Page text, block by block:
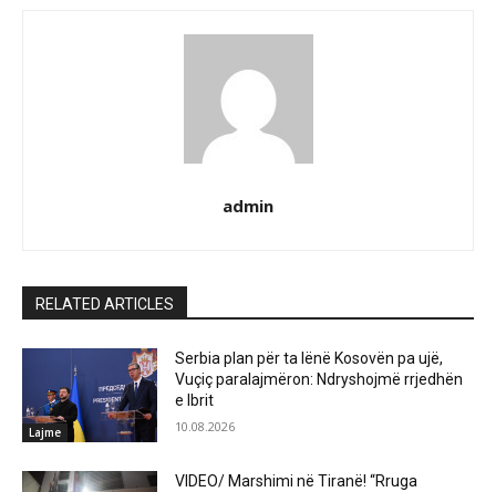
admin
RELATED ARTICLES
Lajme
Serbia plan për ta lënë Kosovën pa ujë,
Vuçiç paralajmëron: Ndryshojmë rrjedhën
e Ibrit
10.08.2026
VIDEO/ Marshimi në Tiranë! “Rruga